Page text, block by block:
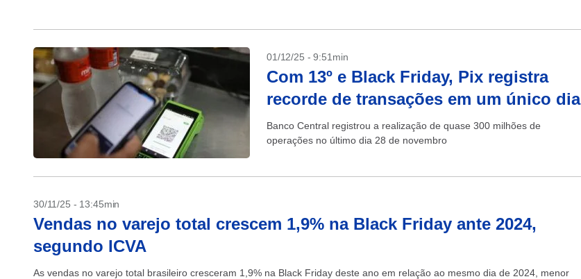
01/12/25 - 9:51min
Com 13º e Black Friday, Pix registra
recorde de transações em um único dia
Banco Central registrou a realização de quase 300 milhões de
operações no último dia 28 de novembro
30/11/25 - 13:45min
Vendas no varejo total crescem 1,9% na Black Friday ante 2024,
segundo ICVA
As vendas no varejo total brasileiro cresceram 1,9% na Black Friday deste ano em relação ao mesmo dia de 2024, menor